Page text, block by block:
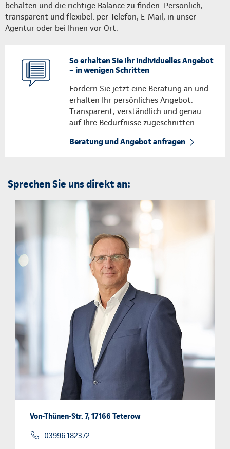
behalten und die richtige Balance zu finden. Persönlich,
transparent und flexibel: per Telefon, E-Mail, in unser
Agentur oder bei Ihnen vor Ort.
So erhalten Sie Ihr individuelles Angebot
– in wenigen Schritten
Fordern Sie jetzt eine Beratung an und
erhalten Ihr persönliches Angebot.
Transparent, verständlich und genau
auf Ihre Bedürfnisse zugeschnitten.
Beratung und Angebot anfragen
Sprechen Sie uns direkt an:
Von-Thünen-Str. 7, 17166 Teterow
03996 182372